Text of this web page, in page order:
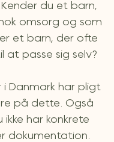
du et barn,
omsorg og som
et barn, der ofte
at passe sig selv?
i Danmark har pligt
på dette. Også
ikke har konkrete
dokumentation.